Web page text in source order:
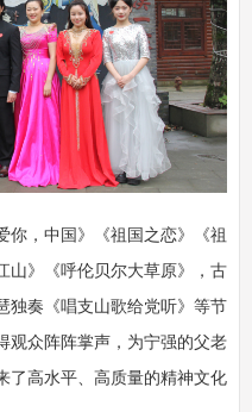
你，中国》《祖国之恋》《祖
山》《呼伦贝尔大草原》，古
独奏《唱支山歌给党听》等节
观众阵阵掌声，为宁强的父老
了高水平、高质量的精神文化